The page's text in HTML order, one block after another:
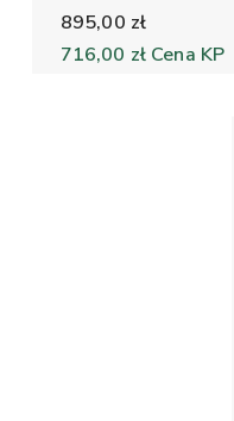
895,00 zł
716,00 złCena KP